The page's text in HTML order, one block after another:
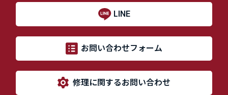
LINE
お問い合わせフォーム
修理に関するお問い合わせ